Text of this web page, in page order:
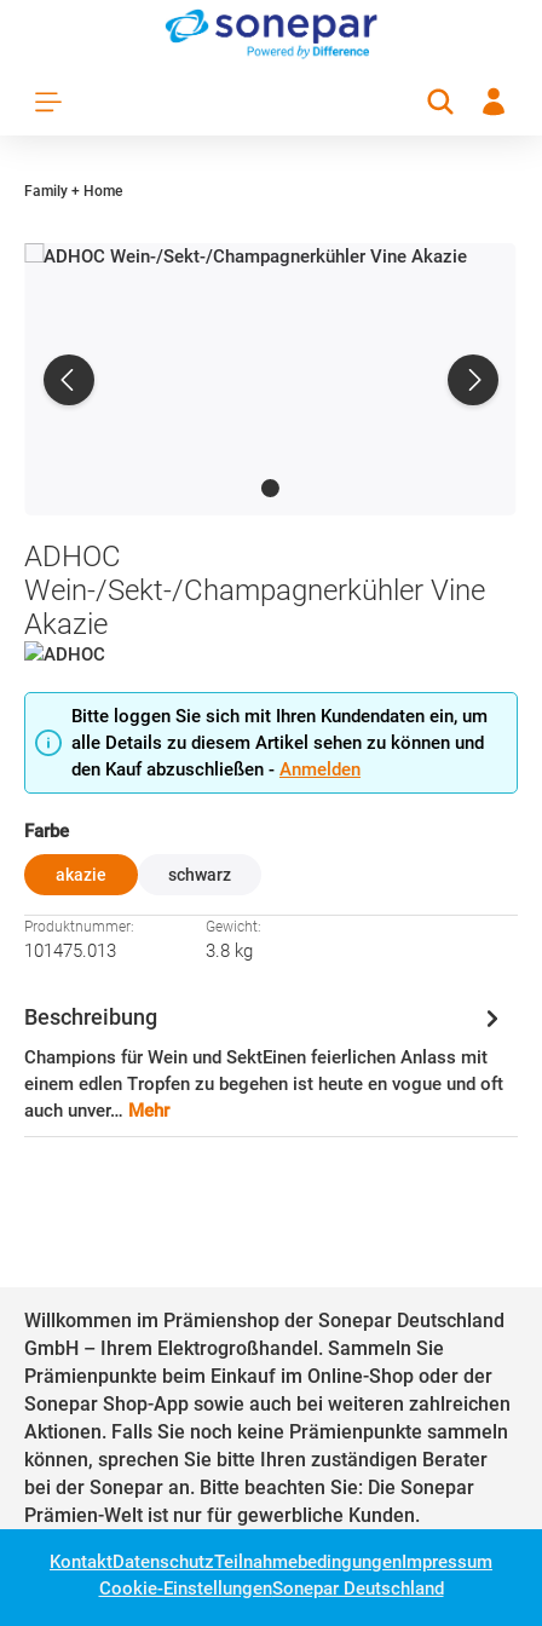
Zum Hauptinhalt springen
Family + Home
ADHOC
Wein-/Sekt-/Champagnerkühler Vine
Akazie
Bitte loggen Sie sich mit Ihren Kundendaten ein, um
alle Details zu diesem Artikel sehen zu können und
den Kauf abzuschließen - Anmelden
Farbeauswählen
akazie schwarz
Produktnummer:
101475.013
Gewicht:
3.8 kg
Beschreibung
Champions für Wein und SektEinen feierlichen Anlass mit
einem edlen Tropfen zu begehen ist heute en vogue und oft
auch unver… Mehr
Willkommen im Prämienshop der Sonepar Deutschland
GmbH – Ihrem Elektrogroßhandel. Sammeln Sie
Prämienpunkte beim Einkauf im Online-Shop oder der
Sonepar Shop-App sowie auch bei weiteren zahlreichen
Aktionen. Falls Sie noch keine Prämienpunkte sammeln
können, sprechen Sie bitte Ihren zuständigen Berater
bei der Sonepar an. Bitte beachten Sie: Die Sonepar
Prämien-Welt ist nur für gewerbliche Kunden.
KontaktDatenschutzTeilnahmebedingungenImpressum
Cookie-EinstellungenSonepar Deutschland